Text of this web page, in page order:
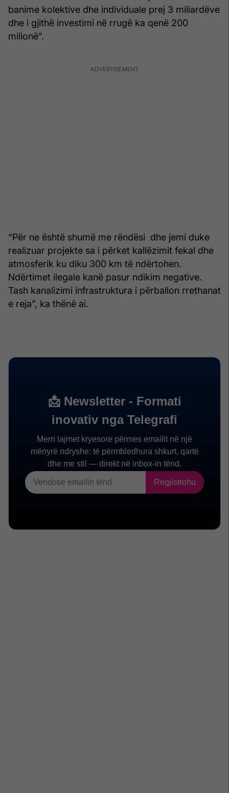
banime kolektive dhe individuale prej 3 miliardëve
dhe i gjithë investimi në rrugë ka qenë 200
milionë”.
“Për ne është shumë me rëndësi dhe jemi duke
realizuar projekte sa i përket kallëzimit fekal dhe
atmosferik ku diku 300 km të ndërtohen.
Ndërtimet ilegale kanë pasur ndikim negative.
Tash kanalizimi infrastruktura i përballon rrethanat
e reja”, ka thënë ai.